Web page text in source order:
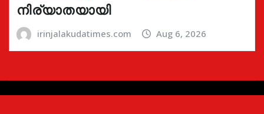
നിര്യാതയായി
irinjalakudatimes.com Aug 6, 2026